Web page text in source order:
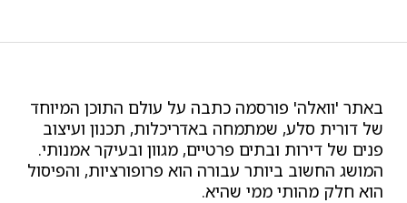
באתר 'וואלה' פורסמה כתבה על עולם התוכן המיוחד
של דורית סלע, שמתמחה באדריכלות, תכנון ועיצוב
פנים של דירות ובתים פרטיים, מגוון ובעיקר אמנותי.
המושג החשוב ביותר עבורה הוא פרופורציות, והפיסול
הוא חלק מהותי ממי שהיא.